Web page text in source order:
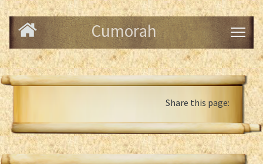
Cumorah
Share this page: